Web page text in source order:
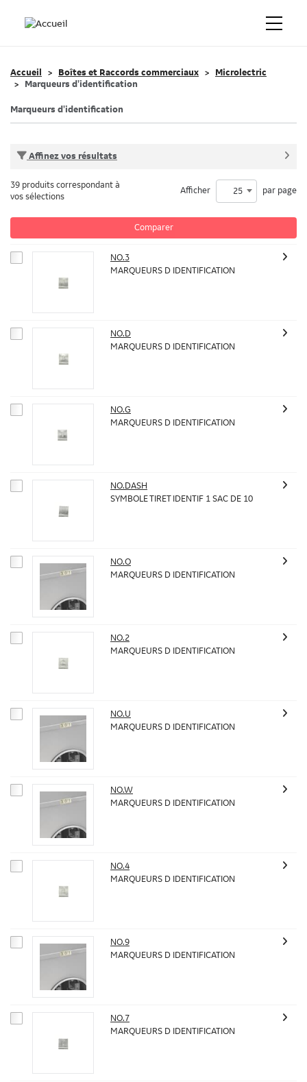
Accueil Boîtes et Raccords commerciaux
Microlectric
Marqueurs d'identification
Marqueurs d'identification
Affinez vos résultats
Comparer
39 produits correspondant à
vos sélections
Afficher 25 par page
NO.3
MARQUEURS D IDENTIFICATION
NO.D
MARQUEURS D IDENTIFICATION
NO.G
MARQUEURS D IDENTIFICATION
NO.DASH
SYMBOLE TIRET IDENTIF 1 SAC DE 10
NO.O
MARQUEURS D IDENTIFICATION
NO.2
MARQUEURS D IDENTIFICATION
NO.U
MARQUEURS D IDENTIFICATION
NO.W
MARQUEURS D IDENTIFICATION
NO.4
MARQUEURS D IDENTIFICATION
NO.9
MARQUEURS D IDENTIFICATION
NO.7
MARQUEURS D IDENTIFICATION